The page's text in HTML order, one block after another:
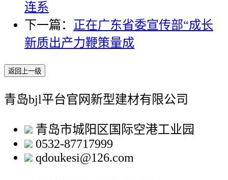
连系
下一篇： 正在广东省委宣传部“成长
新质出产力鞭策量成
返回上一级
青岛bjl平台官网新型建材有限公司
青岛市城阳区国际空港工业园
0532-87717999
qdoukesi@126.com